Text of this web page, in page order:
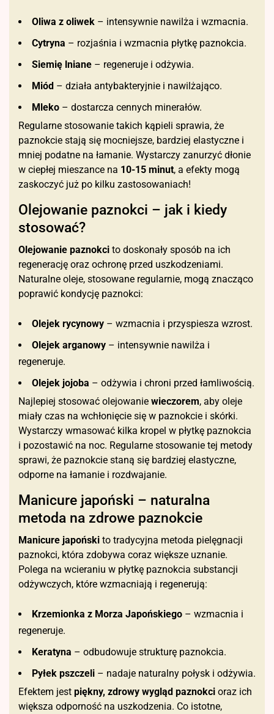
Oliwa z oliwek – intensywnie nawilża i wzmacnia.
Cytryna – rozjaśnia i wzmacnia płytkę paznokcia.
Siemię lniane – regeneruje i odżywia.
Miód – działa antybakteryjnie i nawilżająco.
Mleko – dostarcza cennych minerałów.
Regularne stosowanie takich kąpieli sprawia, że
paznokcie stają się mocniejsze, bardziej elastyczne i
mniej podatne na łamanie. Wystarczy zanurzyć dłonie
w ciepłej mieszance na 10-15 minut, a efekty mogą
zaskoczyć już po kilku zastosowaniach!
Olejowanie paznokci – jak i kiedy
stosować?
Olejowanie paznokci to doskonały sposób na ich
regenerację oraz ochronę przed uszkodzeniami.
Naturalne oleje, stosowane regularnie, mogą znacząco
poprawić kondycję paznokci:
Olejek rycynowy – wzmacnia i przyspiesza wzrost.
Olejek arganowy – intensywnie nawilża i
regeneruje.
Olejek jojoba – odżywia i chroni przed łamliwością.
Najlepiej stosować olejowanie wieczorem, aby oleje
miały czas na wchłonięcie się w paznokcie i skórki.
Wystarczy wmasować kilka kropel w płytkę paznokcia
i pozostawić na noc. Regularne stosowanie tej metody
sprawi, że paznokcie staną się bardziej elastyczne,
odporne na łamanie i rozdwajanie.
Manicure japoński – naturalna
metoda na zdrowe paznokcie
Manicure japoński to tradycyjna metoda pielęgnacji
paznokci, która zdobywa coraz większe uznanie.
Polega na wcieraniu w płytkę paznokcia substancji
odżywczych, które wzmacniają i regenerują:
Krzemionka z Morza Japońskiego – wzmacnia i
regeneruje.
Keratyna – odbudowuje strukturę paznokcia.
Pyłek pszczeli – nadaje naturalny połysk i odżywia.
Efektem jest piękny, zdrowy wygląd paznokci oraz ich
większa odporność na uszkodzenia. Co istotne,